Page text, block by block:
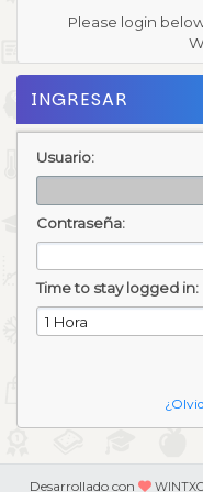
Please login
INGRESAR
Usuario:
Contraseña:
Time to stay logged in:
Desarrollado con